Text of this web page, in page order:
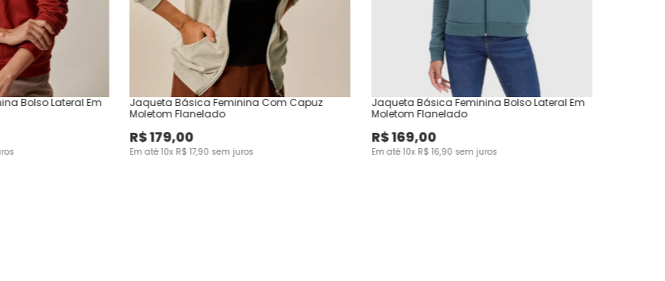
Bolso Lateral Em
Jaqueta Básica Feminina Com Capuz
Moletom Flanelado
R$179,00
Em até10x R$ 17,90 sem juros
Jaqueta Básica Feminina Bolso Lateral Em
Moletom Flanelado
R$169,00
Em até10x R$ 16,90 sem juros